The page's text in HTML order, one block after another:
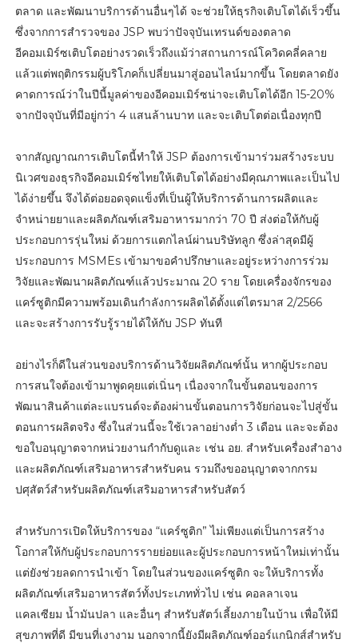
ตลาด และพัฒนาบริการด้านอื่นๆได้ จะช่วยให้ธุรกิจเติบโตได้เร็วขึ้น
ซึ่งจากการสำรวจของ JSP พบว่าปัจจุบันเทรนด์ของตลาด
อีคอมเมิร์ซเติบโตอย่างรวดเร็วถึงแม้ว่าสถานการณ์โควิดคลี่คลาย
แล้วแต่พฤติกรรมผู้บริโภคก็เปลี่ยนมาสู่ออนไลน์มากขึ้น โดยตลาดยัง
คาดการณ์ว่าในปีนี้มูลค่าของอีคอมเมิร์ซน่าจะเติบโตได้อีก 15-20%
จากปัจจุบันที่มีอยู่กว่า 4 แสนล้านบาท และจะเติบโตต่อเนื่องทุกปี
จากสัญญาณการเติบโตนี้ทำให้ JSP ต้องการเข้ามาร่วมสร้างระบบ
นิเวศของธุรกิจอีคอมเมิร์ซไทยให้เติบโตได้อย่างมีคุณภาพและเป็นไป
ได้ง่ายขึ้น จึงได้ต่อยอดจุดแข็งที่เป็นผู้ให้บริการด้านการผลิตและ
จำหน่ายยาและผลิตภัณฑ์เสริมอาหารมากว่า 70 ปี ส่งต่อให้กับผู้
ประกอบการรุ่นใหม่ ด้วยการแตกไลน์ผ่านบริษัทลูก ซึ่งล่าสุดมีผู้
ประกอบการ MSMEs เข้ามาขอคำปรึกษาและอยู่ระหว่างการร่วม
วิจัยและพัฒนาผลิตภัณฑ์แล้วประมาณ 20 ราย โดยเครื่องจักรของ
แคร์ซูติกมีความพร้อมเดินกำลังการผลิตได้ตั้งแต่ไตรมาส 2/2566
และจะสร้างการรับรู้รายได้ให้กับ JSP ทันที
อย่างไรก็ดีในส่วนของบริการด้านวิจัยผลิตภัณฑ์นั้น หากผู้ประกอบ
การสนใจต้องเข้ามาพูดคุยแต่เนิ่นๆ เนื่องจากในขั้นตอนของการ
พัฒนาสินค้าแต่ละแบรนด์จะต้องผ่านขั้นตอนการวิจัยก่อนจะไปสู่ขั้น
ตอนการผลิตจริง ซึ่งในส่วนนี้จะใช้เวลาอย่างต่ำ 3 เดือน และจะต้อง
ขอใบอนุญาตจากหน่วยงานกำกับดูและ เช่น อย. สำหรับเครื่องสำอาง
และผลิตภัณฑ์เสริมอาหารสำหรับคน รวมถึงขออนุญาตจากกรม
ปศุสัตว์สำหรับผลิตภัณฑ์เสริมอาหารสำหรับสัตว์
สำหรับการเปิดให้บริการของ “แคร์ซูติก” ไม่เพียงแต่เป็นการสร้าง
โอกาสให้กับผู้ประกอบการรายย่อยและผู้ประกอบการหน้าใหม่เท่านั้น
แต่ยังช่วยลดการนำเข้า โดยในส่วนของแคร์ซูติก จะให้บริการทั้ง
ผลิตภัณฑ์เสริมอาหารสัตว์ทั้งประเภททั่วไป เช่น คอลลาเจน
แคลเซียม น้ำมันปลา และอื่นๆ สำหรับสัตว์เลี้ยงภายในบ้าน เพื่อให้มี
สุขภาพที่ดี มีขนที่เงางาม นอกจากนี้ยังมีผลิตภัณฑ์ออร์แกนิกส์สำหรับ